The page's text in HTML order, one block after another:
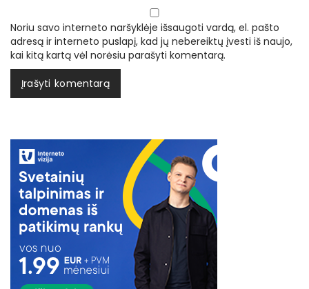
Noriu savo interneto naršyklėje išsaugoti vardą, el. pašto
adresą ir interneto puslapį, kad jų nebereiktų įvesti iš naujo,
kai kitą kartą vėl norėsiu parašyti komentarą.